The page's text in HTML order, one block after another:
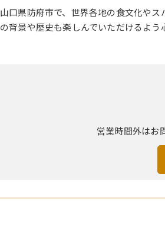
山口県防府市で、世界各地の食文化や
の背景や歴史も楽しんでいただけるよう
営業時間外はお